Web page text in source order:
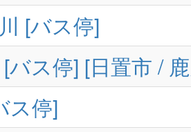
[バス停]
バス停] [日置市 /
ス停]